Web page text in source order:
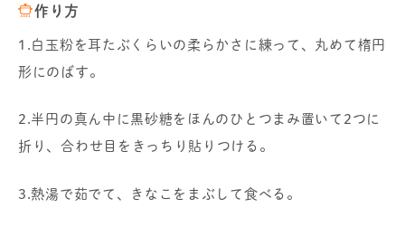
作り方
1.白玉粉を耳たぶくらいの柔らかさに練って、丸めて楕円
形にのばす。
2.半円の真ん中に黒砂糖をほんのひとつまみ置いて2つに
折り、合わせ目をきっちり貼りつける。
3.熱湯で茹でて、きなこをまぶして食べる。